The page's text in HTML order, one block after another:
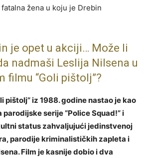
žena u koju je Drebin
je opet u akciji… Može li
nadmaši Leslija Nilsena u
filmu “Goli pištolj”?
pištolj” iz 1988. godine nastao je kao
serije “Police Squad!” i
status zahvaljujući jedinstvenoj
parodije kriminalističkih zapleta i
Film je kasnije dobio i dva